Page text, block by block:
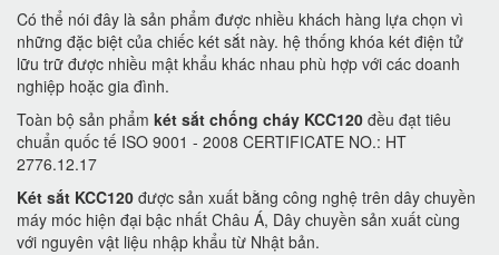
Có thể nói đây là sản phẩm được nhiều khách hàng lựa chọn vì
những đặc biệt của chiếc két sắt này. hệ thống khóa két điện tử
lữu trữ được nhiều mật khẩu khác nhau phù hợp với các doanh
nghiệp hoặc gia đình.
Toàn bộ sản phẩm két sắt chống cháy KCC120 đều đạt tiêu
chuẩn quốc tế ISO 9001 - 2008 CERTIFICATE NO.: HT
2776.12.17
Két sắt KCC120 được sản xuất bằng công nghệ trên dây chuyền
máy móc hiện đại bậc nhất Châu Á, Dây chuyền sản xuất cùng
với nguyên vật liệu nhập khẩu từ Nhật bản.